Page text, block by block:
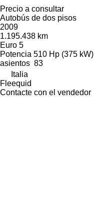
Precio a consultar
Autobús de dos pisos
2009
1.195.438 km
Euro 5
Potencia 510 Hp (375 kW)
asientos 83
Italia
Fleequid
Contacte con el vendedor